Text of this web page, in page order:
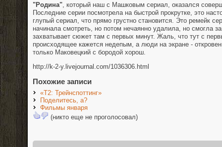
"Родина" , который наш с Машковым сериал, оказался
Последние серии посмотрела на быстрой прокрутке, это
глупый сериал, что прямо грустно становится. Это ремейк
начинала смотреть, но потом нечаянно удалила, но смогла
захватывает сюжет там с первых минут. Жаль, что тут с
происходящее кажется недепым, а люди на экране -
только Маковецкий с бородой хорош.
http://k-2-y.livejournal.com/1036306.html
Похожие записи
«Т2: Трейнспоттинг»
Поделитесь, а?
Фильмы января
(никто еще не проголосовал)